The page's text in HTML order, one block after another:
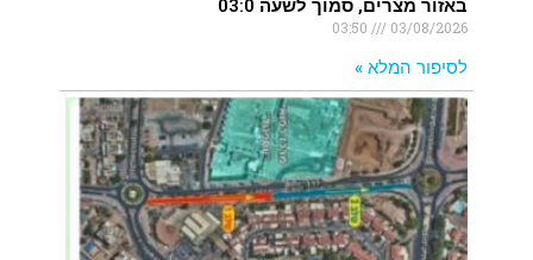
באזור מצרים, סמוך לשעה 03:0
03/08/2026
לסיפור המלא »